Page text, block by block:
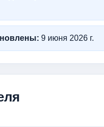
9 июня 2026 г.